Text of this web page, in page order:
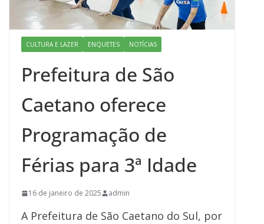
CULTURA E LAZER ENQUETES NOTÍCIAS
Prefeitura de São
Caetano oferece
Programação de
Férias para 3ª Idade
16 de janeiro de 2025 admin
A Prefeitura de São Caetano do Sul, por